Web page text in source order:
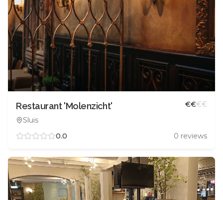
Restaurant 'Molenzicht'
Sluis
€€€€
0.0 0 reviews